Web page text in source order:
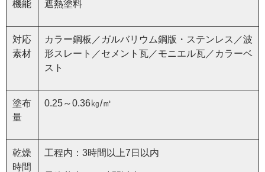
機能 遮熱塗料
対応
素材
カラー鋼板／ガルバリウム鋼版・ステンレス／波
形スレート／セメント瓦／モニエル瓦／カラーベ
スト
塗布
量
0.25～0.36㎏/㎡
乾燥
時間
工程内：3時間以上7日以内